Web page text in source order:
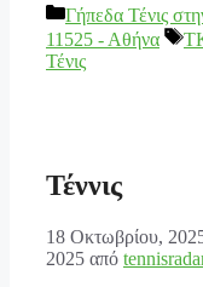
Κατηγορίες
Γήπεδα Τένις
11525 - Αθήνα
Τένις
Τέννις
18 Οκτωβρίου,
2025 από